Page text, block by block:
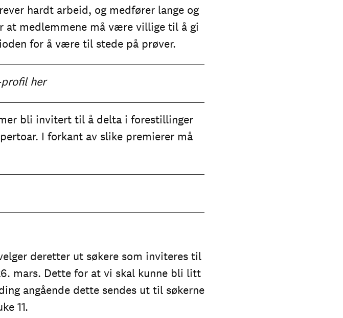
hardt arbeid, og medfører lange og
at medlemmene må være villige til å gi
for å være til stede på prøver.
profil her
bli invitert til å delta i forestillinger
I forkant av slike premierer må
deretter ut søkere som inviteres til
mars. Dette for at vi skal kunne bli litt
angående dette sendes ut til søkerne
11.